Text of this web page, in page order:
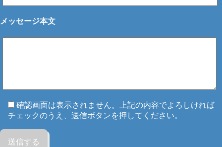
メッセージ本文
確認画面は表示されません。上記の内容でよろしければ
チェックのうえ、送信ボタンを押してください。